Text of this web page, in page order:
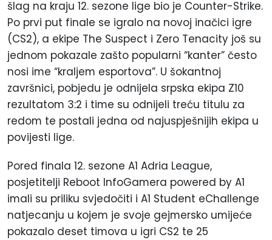
šlag na kraju 12. sezone lige bio je Counter-Strike.
Po prvi put finale se igralo na novoj inačici igre
(CS2), a ekipe The Suspect i Zero Tenacity još su
jednom pokazale zašto popularni “kanter” često
nosi ime “kraljem esportova”. U šokantnoj
završnici, pobjedu je odnijela srpska ekipa Z10
rezultatom 3:2 i time su odnijeli treću titulu za
redom te postali jedna od najuspješnijih ekipa u
povijesti lige.
Pored finala 12. sezone A1 Adria League,
posjetitelji Reboot InfoGamera powered by A1
imali su priliku svjedočiti i A1 Student eChallenge
natjecanju u kojem je svoje gejmersko umijeće
pokazalo deset timova u igri CS2 te 25